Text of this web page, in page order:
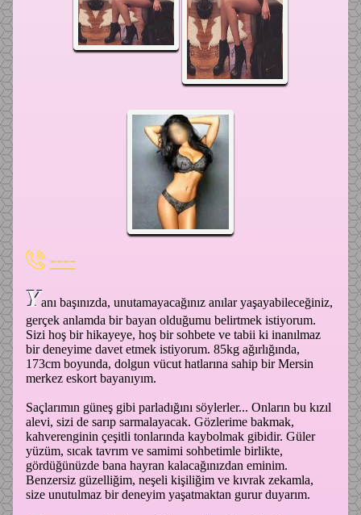
----
Yanı başınızda, unutamayacağınız anılar yaşayabileceğiniz,
gerçek anlamda bir bayan olduğumu belirtmek istiyorum.
Sizi hoş bir hikayeye, hoş bir sohbete ve tabii ki inanılmaz
bir deneyime davet etmek istiyorum. 85kg ağırlığında,
173cm boyunda, dolgun vücut hatlarına sahip bir Mersin
merkez eskort bayanıyım.
Saçlarımın güneş gibi parladığını söylerler... Onların bu kızıl
alevi, sizi de sarıp sarmalayacak. Gözlerime bakmak,
kahverenginin çeşitli tonlarında kaybolmak gibidir. Güler
yüzüm, sıcak tavrım ve samimi sohbetimle birlikte,
gördüğünüzde bana hayran kalacağınızdan eminim.
Benzersiz güzelliğim, neşeli kişiliğim ve kıvrak zekamla,
size unutulmaz bir deneyim yaşatmaktan gurur duyarım.